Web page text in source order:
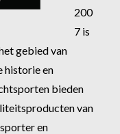
200
7 is
gebied van
historie en
bieden
van
en